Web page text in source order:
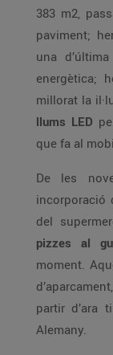
383 m2,
paviment;
una
energètica;
millorat la
llums LED
que fa al
De les
incorporació
del
pizzes al
moment.
partir d’ara
Alemany.